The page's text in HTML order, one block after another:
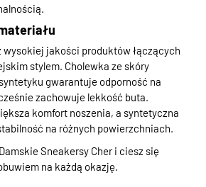
wysokiej jakości produktów łączących
stylem. Cholewka ze skóry
gwarantuje odporność na
zachowuje lekkość buta.
komfort noszenia, a syntetyczna
na różnych powierzchniach.
Sneakersy Cher i ciesz się
na każdą okazję.